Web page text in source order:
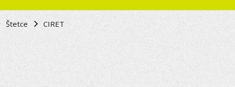
Štetce CIRET